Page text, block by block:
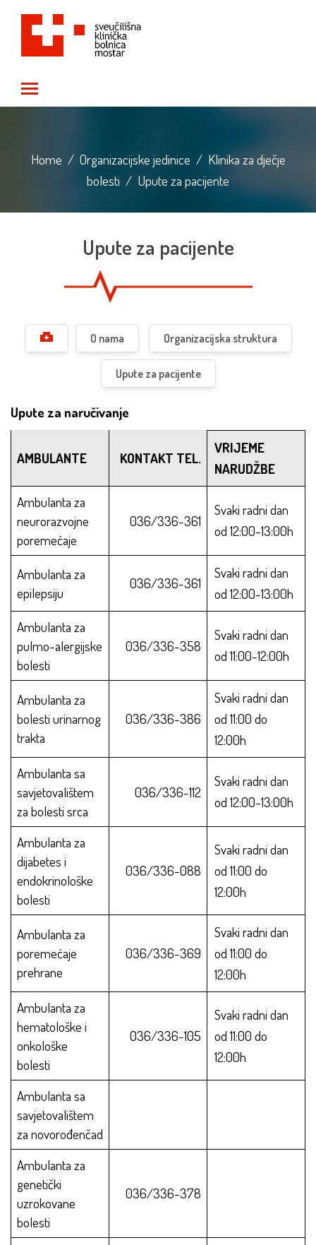
Home / Organizacijske jedinice / Klinika za dječje
bolesti / Upute za pacijente
Upute za pacijente
O nama Organizacijska struktura
Upute za pacijente
Upute za naručivanje
AMBULANTE KONTAKT TEL.
VRIJEME
NARUDŽBE
Ambulanta za
neurorazvojne
poremećaje
036/336-361
Svaki radni dan
od 12:00-13:00h
Ambulanta za
epilepsiju
036/336-361
Svaki radni dan
od 12:00-13:00h
Ambulanta za
pulmo-alergijske
bolesti
036/336-358
Svaki radni dan
od 11:00-12:00h
Ambulanta za
bolesti urinarnog
trakta
036/336-386
Svaki radni dan
od 11:00 do
12:00h
Ambulanta sa
savjetovalištem
za bolesti srca
036/336-112
Svaki radni dan
od 12:00-13:00h
Ambulanta za
dijabetes i
endokrinološke
bolesti
036/336-088
Svaki radni dan
od 11:00 do
12:00h
Ambulanta za
poremećaje
prehrane
036/336-369
Svaki radni dan
od 11:00 do
12:00h
Ambulanta za
hematološke i
onkološke
bolesti
036/336-105
Svaki radni dan
od 11:00 do
12:00h
Ambulanta sa
savjetovalištem
za novorođenčad
Ambulanta za
genetički
uzrokovane
bolesti
036/336-378